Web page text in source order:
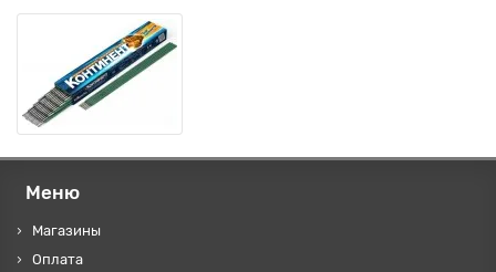
Меню
Магазины
Оплата